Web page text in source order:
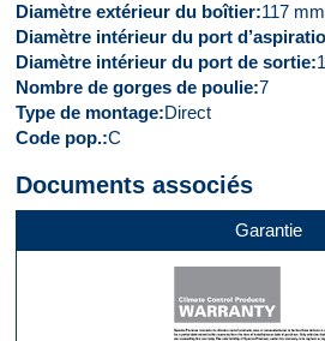
Diamètre extérieur du boîtier 117 mm
Diamètre intérieur du port
Diamètre intérieur du port de sortie
Nombre de gorges de poulie 7
Type de montage Direct
Code pop. C
Documents associés
Garantie